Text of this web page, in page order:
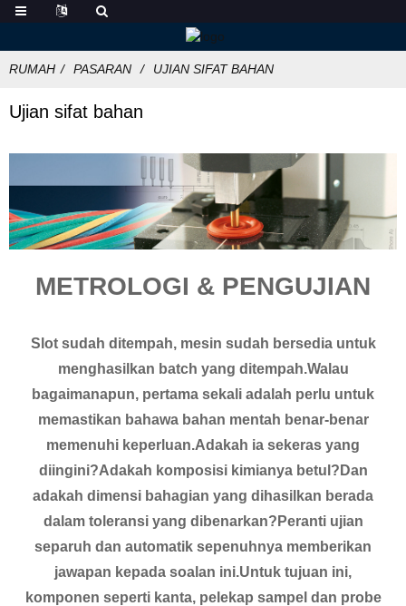
RUMAH PASARAN UJIAN SIFAT BAHAN
Ujian sifat bahan
METROLOGI & PENGUJIAN
Slot sudah ditempah, mesin sudah bersedia untuk
menghasilkan batch yang ditempah.Walau
bagaimanapun, pertama sekali adalah perlu untuk
memastikan bahawa bahan mentah benar-benar
memenuhi keperluan.Adakah ia sekeras yang
diingini?Adakah komposisi kimianya betul?Dan
adakah dimensi bahagian yang dihasilkan berada
dalam toleransi yang dibenarkan?Peranti ujian
separuh dan automatik sepenuhnya memberikan
jawapan kepada soalan ini.Untuk tujuan ini,
komponen seperti kanta, pelekap sampel dan probe